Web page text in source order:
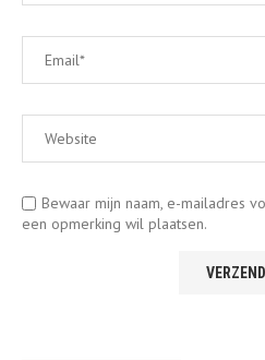
Bewaar mijn naam, e-mailadres
een opmerking wil plaatsen.